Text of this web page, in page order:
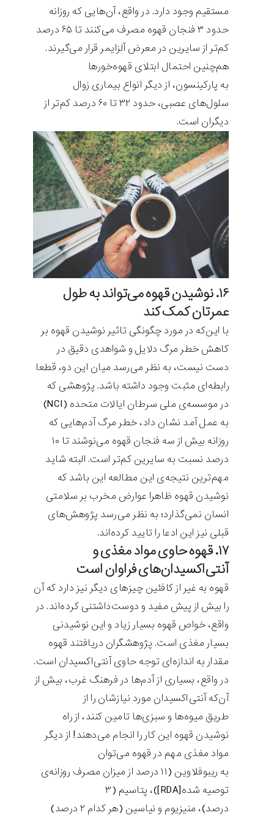
مستقیم وجود دارد. در واقع، آن‌هایی که روزانه
حدود ۳ فنجان قهوه مصرف می‌کنند تا ۶۵ درصد
کم‌تر از سایرین در معرض آلزایمر قرار می‌گیرند.
هم‌چنین احتمال ابتلای قهوه‌خورها
به پارکینسون، از دیگر انواع بیماری زوال
سلول‌های عصبی، حدود ۳۲ تا ۶۰ درصد کم‌تر از
دیگران است.
۱۶. نوشیدن قهوه می‌تواند به طول
عمرتان کمک کند
با این‌که در مورد چگونگی تاثیر نوشیدن قهوه بر
کاهش خطر مرگ دلایل و شواهدی دقیق در
دست نیست، به نظر می‌رسد میان این دو، قطعا
رابطه‌ای مثبت وجود داشته باشد. پژوهشی که
در موسسه‌ی ملی سرطان ایالات متحده (NCI)
به عمل آمد نشان داد، خطر مرگ آدم‌هایی که
روزانه بیش از سه فنجان قهوه می‌نوشند تا ۱۰
درصد نسبت به سایرین کم‌تر است. البته شاید
مهم‌ترین نتیجه‌ی این مطالعه این باشد که
نوشیدن قهوه ظاهرا عوارض مخرب بر سلامتی
انسان نمی‌گذارد؛ به نظر می‌رسد پژوهش‌های
قبلی نیز این ادعا را تایید کرده‌اند.
۱۷. قهوه حاوی مواد مغذی و
آنتی‌اکسیدان‌های فراوان است
قهوه به غیر از کافئین چیزهای دیگر نیز دارد که آن
را بیش از پیش مفید و دوست‌داشتنی کرده‌اند. در
واقع، خواص قهوه بسیار زیاد و این نوشیدنی
بسیار مغذی است. پژوهشگران دریافتند قهوه
مقدار به اندازه‌ای توجه حاوی آنتی‌اکسیدان است.
در واقع، بسیاری از آدم‌ها در فرهنگ غرب، بیش از
آن‌که آنتی‌اکسیدان مورد نیازشان را از
طریق میوه‌ها و سبزی‌ها تامین کنند، از راه
نوشیدن قهوه این کار را انجام می‌دهند! از دیگر
مواد مغذی مهم در قهوه می‌توان
به ریبوفلاوین (۱۱ درصد از میزان مصرف روزانه‌ی
توصیه شده[RDA])، پتاسیم (۳
درصد)، منیزیوم و نیاسین (هر کدام ۲ درصد)